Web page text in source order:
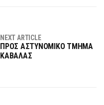
NEXT ARTICLE
ΠΡΟΣ ΑΣΤΥΝΟΜΙΚΟ ΤΜΗΜΑ
ΚΑΒΑΛΑΣ